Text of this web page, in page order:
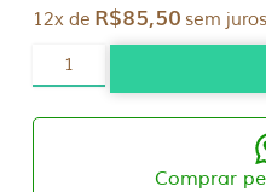
12x de R$85,50 sem juros
18K
Cravejado
Comprar